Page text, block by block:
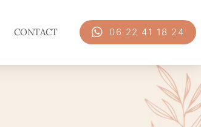
CONTACT 06 22 41 18 24